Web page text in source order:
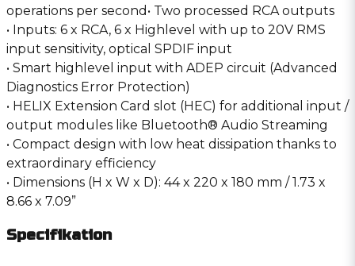
operations per second• Two processed RCA outputs
• Inputs: 6 x RCA, 6 x Highlevel with up to 20V RMS
input sensitivity, optical SPDIF input
• Smart highlevel input with ADEP circuit (Advanced
Diagnostics Error Protection)
• HELIX Extension Card slot (HEC) for additional input /
output modules like Bluetooth® Audio Streaming
• Compact design with low heat dissipation thanks to
extraordinary efficiency
• Dimensions (H x W x D): 44 x 220 x 180 mm / 1.73 x
8.66 x 7.09”
Specifikation